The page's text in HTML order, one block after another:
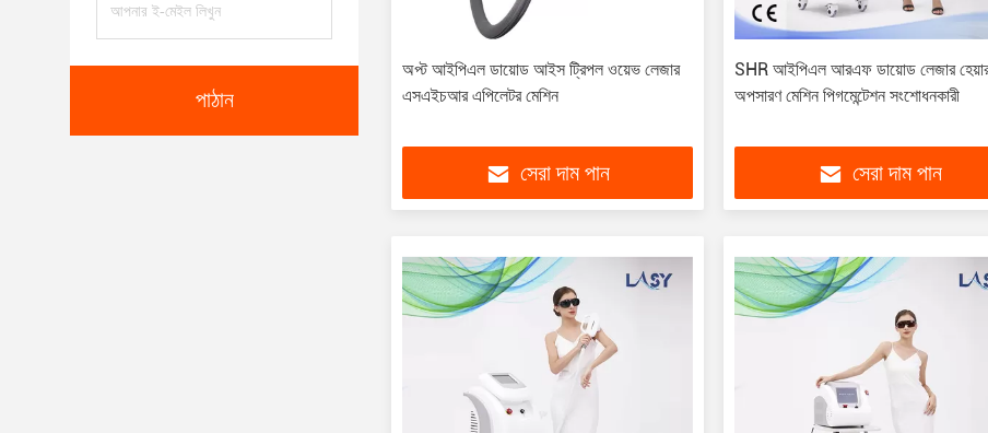
পাঠান
অপ্ট আইপিএল ডায়োড আইস ট্রিপল ওয়েভ লেজার
এসএইচআর এপিলেটর মেশিন
সেরা দাম পান
SHR আইপিএল আরএফ ডায়োড লেজার
অপসারণ মেশিন পিগমেন্টেশন সংশোধনকারী
সেরা দাম পান